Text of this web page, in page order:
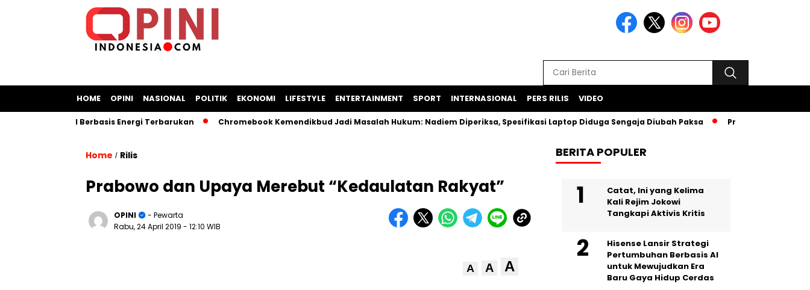
HOME OPINI NASIONAL POLITIK EKONOMI LIFESTYLE ENTERTAINMENT SPORT INTERNASIONAL PERS RILIS VIDEO
Kapal Berbasis Energi Terbarukan Chromebook Kemendikbud Jadi Masalah Hukum: Nadiem Diperiksa, Spesifikasi Laptop Diduga Sengaja Diubah Paksa Proyek Iklan Bank BJB
Home / Rilis
Prabowo dan Upaya Merebut “Kedaulatan Rakyat”
OPINI
- Pewarta
Rabu, 24 April 2019 - 12:10 WIB
A A A
BERITA POPULER
Catat, Ini yang Kelima
Kali Rejim Jokowi
Tangkapi Aktivis Kritis
Hisense Lansir Strategi
Pertumbuhan Berbasis AI
untuk Mewujudkan Era
Baru Gaya Hidup Cerdas